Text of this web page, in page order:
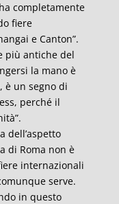
completamente
fiere
e Canton”.
più antiche del
la mano è
è un segno di
perché il
dell’aspetto
di Roma non è
internazionali
serve.
in questo